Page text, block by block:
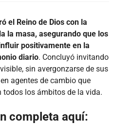
el Reino de Dios con la
la masa, asegurando que los
positivamente en la
diario. Concluyó invitando
sin avergonzarse de sus
agentes de cambio que
todos los ámbitos de la vida.
completa aquí: